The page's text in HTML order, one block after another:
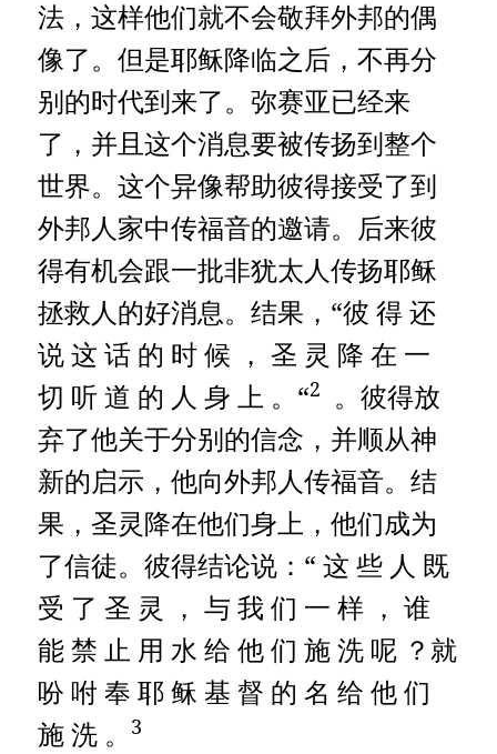
法，这样他们就不会敬拜外邦的偶
像了。但是耶稣降临之后，不再分
别的时代到来了。弥赛亚已经来
了，并且这个消息要被传扬到整个
世界。这个异像帮助彼得接受了到
外邦人家中传福音的邀请。后来彼
得有机会跟一批非犹太人传扬耶稣
拯救人的好消息。结果，“彼 得 还
说 这 话 的 时 候 ， 圣 灵 降 在 一
切 听 道 的 人 身 上 。“2
。彼得放
弃了他关于分别的信念，并顺从神
新的启示，他向外邦人传福音。结
果，圣灵降在他们身上，他们成为
了信徒。彼得结论说：“ 这 些 人 既
受 了 圣 灵 ， 与 我 们 一 样 ， 谁
能 禁 止 用 水 给 他 们 施 洗 呢 ？就
吩 咐 奉 耶 稣 基 督 的 名 给 他 们
施 洗 。
3